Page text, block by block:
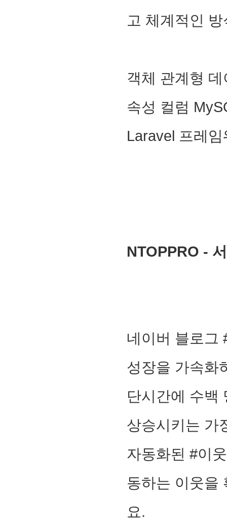
고 체계적인
객체 관계형
속성 컬럼
Laravel 프레
NTOPPRO -
네이버 블로그
성장을 가속화
단시간에 수백
상승시키는 가
자동화된 #이
동하는 이웃을
요.